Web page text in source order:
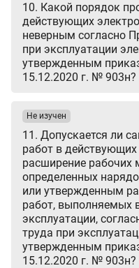
10. Какой порядок
действующих
неверным согласно
при эксплуатации
утвержденным
15.12.2020 г. № 903н?
11. Допускается ли
работ в действующих
расширение рабочих
определенных
или утвержденным
работ, выполняемых
эксплуатации,
труда при
утвержденным
15.12.2020 г. № 903н?
Не изучен